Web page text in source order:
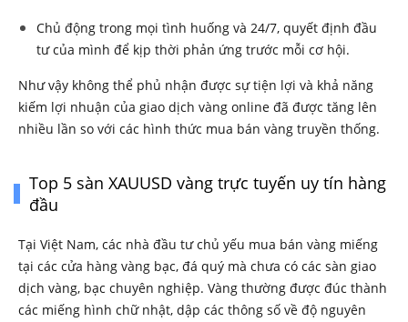
Chủ động trong mọi tình huống và 24/7, quyết định đầu
tư của mình để kịp thời phản ứng trước mỗi cơ hội.
Như vậy không thể phủ nhận được sự tiện lợi và khả năng
kiếm lợi nhuận của giao dịch vàng online đã được tăng lên
nhiều lần so với các hình thức mua bán vàng truyền thống.
Top 5 sàn XAUUSD vàng trực tuyến uy tín hàng
đầu
Tại Việt Nam, các nhà đầu tư chủ yếu mua bán vàng miếng
tại các cửa hàng vàng bạc, đá quý mà chưa có các sàn giao
dịch vàng, bạc chuyên nghiệp. Vàng thường được đúc thành
các miếng hình chữ nhật, dập các thông số về độ nguyên